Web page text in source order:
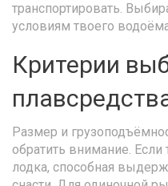
транспортировать.
условиям твоего
Критерии
Размер и
обратить внимание.
лодка, способная